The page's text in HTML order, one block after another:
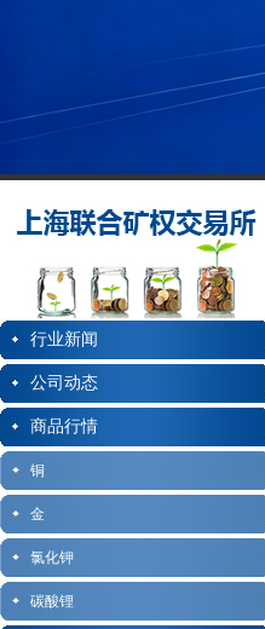
行业新闻
公司动态
商品行情
铜
金
氯化钾
碳酸锂